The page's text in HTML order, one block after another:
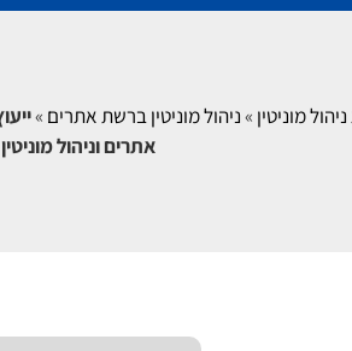
מוניטין »ניהול מוניטין ברשת אתרים »
אתרים וניהול